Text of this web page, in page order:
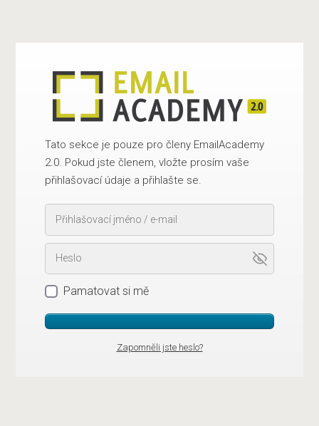
Tato sekce je pouze pro členy EmailAcademy
2.0. Pokud jste členem, vložte prosím vaše
přihlašovací údaje a přihlašte se.
Pamatovat si mě
Zapomněli jste heslo?